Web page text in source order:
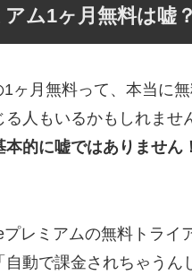
ム1ヶ月無料は嘘
1ヶ月無料って、本当に
人もいるかもしれませ
的に嘘ではありません！
レミアムの無料トライ
自動で課金されちゃう